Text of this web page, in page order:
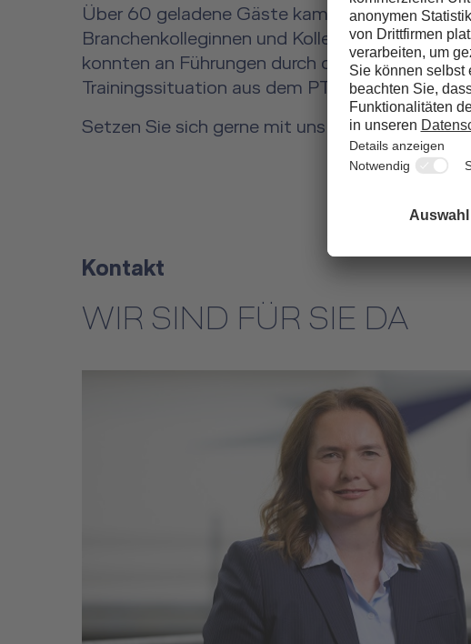
Über 60 geladene Gäste kamen zur
Branchenkolleginnen und Kollegen bei einem
konnten an Führungen durch die neuen
Trainingssituation aus dem PT-Training
Setzen Sie sich gerne mit uns in Verbindung
Kontakt
WIR SIND FÜR SIE DA